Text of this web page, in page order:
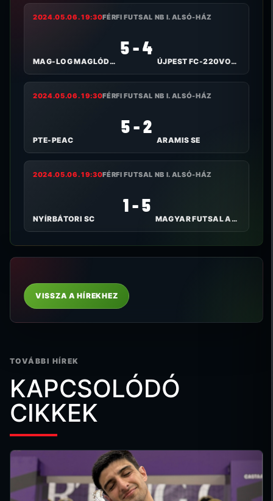
2024.05.06. 19:30FÉRFI FUTSAL NB I. ALSÓ-HÁZ
MAG-LOG MAGLÓDI TC
5 - 4
ÚJPEST FC-220VOLT
2024.05.06. 19:30FÉRFI FUTSAL NB I. ALSÓ-HÁZ
PTE-PEAC
5 - 2
ARAMIS SE
2024.05.06. 19:30FÉRFI FUTSAL NB I. ALSÓ-HÁZ
NYÍRBÁTORI SC
1 - 5
MAGYAR FUTSAL AKADÉMIA
VISSZA A HÍREKHEZ
TOVÁBBI HÍREK
KAPCSOLÓDÓ
CIKKEK